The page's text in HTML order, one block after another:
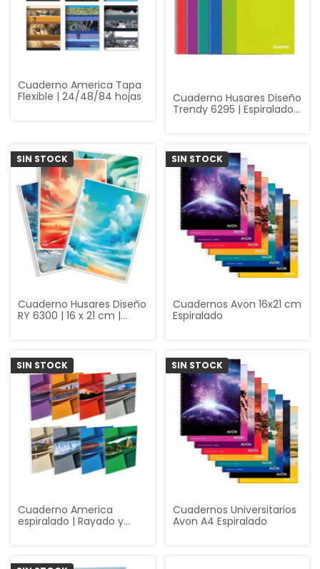
Cuaderno America Tapa
Flexible | 24/48/84 hojas
Cuaderno Husares Diseño
Trendy 6295 | Espiralado
SIN STOCK
Cuaderno Husares Diseño
RY 6300 | 16 x 21 cm |
SIN STOCK
Cuadernos Avon 16x21 cm
Espiralado
SIN STOCK
Cuaderno America
espiralado | Rayado y
SIN STOCK
Cuadernos Universitarios
Avon A4 Espiralado